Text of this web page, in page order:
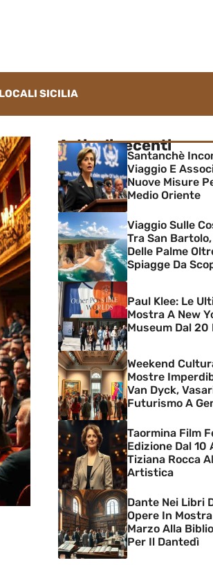
SICILIA
Articoli recenti
Santanchè
Viaggio E
Nuove Misure
Medio Oriente
Viaggio Sulle
Tra San
Delle Palme
Spiagge Da
Paul Klee: Le
Mostra A New
Museum Dal 20
Weekend
Mostre
Van Dyck,
Futurismo A
Taormina Film
Edizione Dal 10
Tiziana Rocca
Artistica
Dante Nei Libri
Opere In
Marzo Alla
Per Il Dantedì